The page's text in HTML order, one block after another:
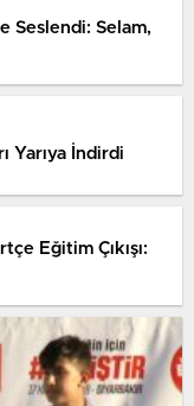
Seslendi: Selam,
Yarıya İndirdi
Eğitim Çıkışı: